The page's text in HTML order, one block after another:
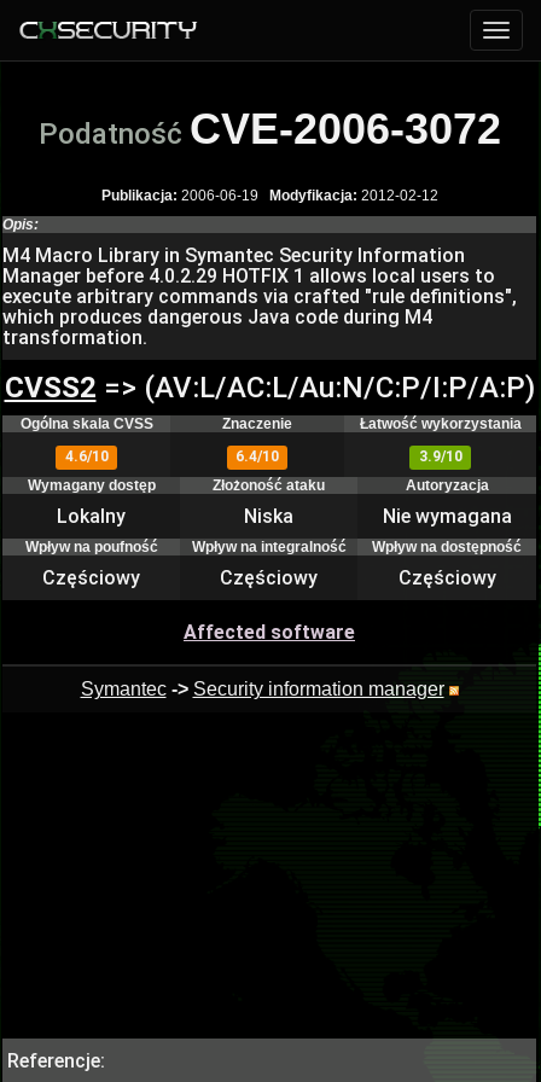
Podatność CVE-2006-3072
Publikacja: 2006-06-19 Modyfikacja: 2012-02-12
Opis:
M4 Macro Library in Symantec Security Information
Manager before 4.0.2.29 HOTFIX 1 allows local users to
execute arbitrary commands via crafted "rule definitions",
which produces dangerous Java code during M4
transformation.
CVSS2 => (AV:L/AC:L/Au:N/C:P/I:P/A:P)
Ogólna skala CVSS Znaczenie
Łatwość wykorzystania
4.6/10
6.4/10
3.9/10
Wymagany dostęp
Złożoność ataku Autoryzacja
Lokalny Niska Nie wymagana
Wpływ na poufność Wpływ na integralność Wpływ na dostępność
Częściowy Częściowy Częściowy
Affected software
Symantec -> Security information manager
Referencje: